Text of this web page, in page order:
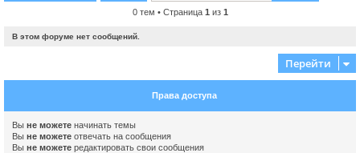
0 тем • Страница 1 из 1
В этом форуме нет сообщений.
Перейти
Права доступа
Вы не можете начинать темы
Вы не можете отвечать на сообщения
Вы не можете редактировать свои сообщения